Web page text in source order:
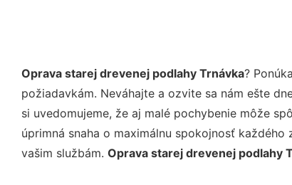
Oprava starej drevenej podlahy Trnávka?
požiadavkám. Neváhajte a ozvite sa nám ešte
si uvedomujeme, že aj malé pochybenie môže
úprimná snaha o maximálnu spokojnosť
vašim službám. Oprava starej drevenej podlahy